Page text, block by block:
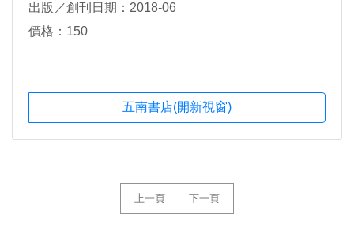
出版／創刊日期：2018-06
價格：150
五南書店(開新視窗)
上一頁 下一頁